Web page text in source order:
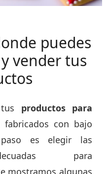
puedes
vender tus
productos para
fabricados con bajo
es elegir las
para